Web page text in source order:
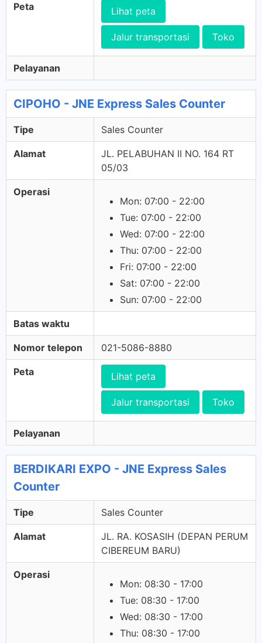
Peta Lihat peta
Jalur transportasi Toko
Pelayanan
CIPOHO - JNE Express Sales Counter
Tipe Sales Counter
Alamat
JL. PELABUHAN II NO. 164 RT
05/03
Operasi
Mon: 07:00 - 22:00
Tue: 07:00 - 22:00
Wed: 07:00 - 22:00
Thu: 07:00 - 22:00
Fri: 07:00 - 22:00
Sat: 07:00 - 22:00
Sun: 07:00 - 22:00
Batas waktu
Nomor telepon 021-5086-8880
Peta Lihat peta
Jalur transportasi Toko
Pelayanan
BERDIKARI EXPO - JNE Express Sales
Counter
Tipe Sales Counter
Alamat
JL. RA. KOSASIH (DEPAN PERUM
CIBEREUM BARU)
Operasi
Mon: 08:30 - 17:00
Tue: 08:30 - 17:00
Wed: 08:30 - 17:00
Thu: 08:30 - 17:00